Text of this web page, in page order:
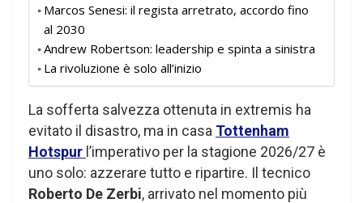
Marcos Senesi: il regista arretrato, accordo fino
al 2030
Andrew Robertson: leadership e spinta a sinistra
La rivoluzione è solo all’inizio
La sofferta salvezza ottenuta in extremis ha
evitato il disastro, ma in casa Tottenham
Hotspur l’imperativo per la stagione 2026/27 è
uno solo: azzerare tutto e ripartire. Il tecnico
Roberto De Zerbi, arrivato nel momento più